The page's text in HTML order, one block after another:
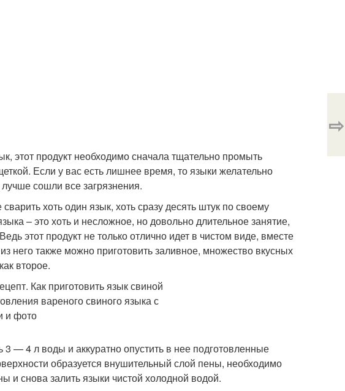
этот продукт необходимо сначала тщательно промыть
Если у вас есть лишнее время, то языки желательно
сошли все загрязнения.
хоть один язык, хоть сразу десять штук по своему
– это хоть и несложное, но довольно длительное занятие,
этот продукт не только отлично идет в чистом виде, вместе
него также можно приготовить заливное, множество вкусных
второе.
— 4 л воды и аккуратно опустить в нее подготовленные
образуется внушительный слой пены, необходимо
и снова залить языки чистой холодной водой.
⇨